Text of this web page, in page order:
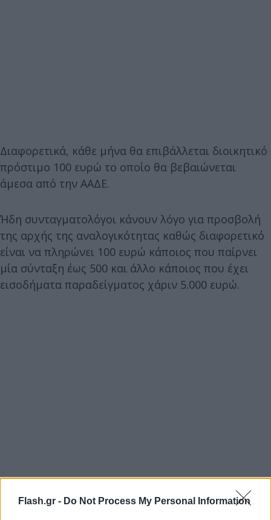
Flash.gr - Do Not Process My Personal Information
Διαφορετικά, κάθε μήνα θα επιβάλλεται διοικητικό
πρόστιμο 100 ευρώ το οποίο θα βεβαιώνεται
άμεσα από την ΑΑΔΕ.
Ήδη συνταγματολόγοι κάνουν λόγο για προσβολή
της αρχής της αναλογικότητας καθώς διαφορετικό
είναι να πληρώνει 100 ευρώ κάποιος που παίρνει
μία σύνταξη έως 500 και άλλο κάποιος που έχει
εισοδήματα παραδείγματος χάριν 5.000 ευρώ.